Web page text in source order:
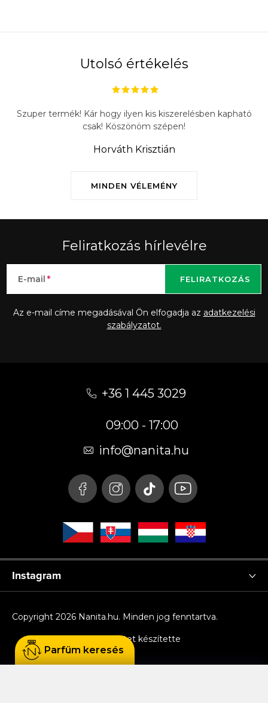
Utolsó értékelés
MINDEN VÉLEMÉNY
Szuper termék! Kár hogy ilyen kis kiszerelésben kapható
csak! Köszönöm szépen!
Horváth Krisztián
Feliratkozás hírlevélre
E-mail
Az e-mail címe megadásával Ön elfogadja az adatkezelési
szabályzatot.
FELIRATKOZÁS
+36 1 445 3029
09:00 - 17:00
info@nanita.hu
Instagram
Shoptet készítette
Copyright 2026 Nanita.hu. Minden jog fenntartva.
Parfüm keresés